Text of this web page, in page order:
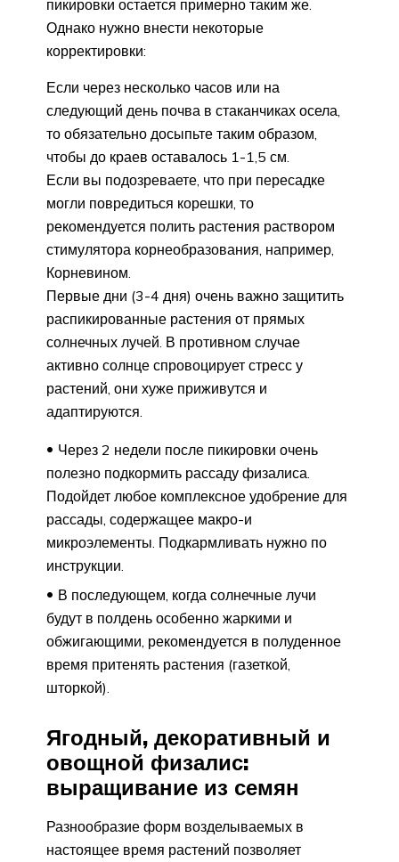
пикировки остается примерно таким же.
Однако нужно внести некоторые
корректировки:
Если через несколько часов или на
следующий день почва в стаканчиках осела,
то обязательно досыпьте таким образом,
чтобы до краев оставалось 1-1,5 см.
Если вы подозреваете, что при пересадке
могли повредиться корешки, то
рекомендуется полить растения раствором
стимулятора корнеобразования, например,
Корневином.
Первые дни (3-4 дня) очень важно защитить
распикированные растения от прямых
солнечных лучей. В противном случае
активно солнце спровоцирует стресс у
растений, они хуже приживутся и
адаптируются.
Через 2 недели после пикировки очень
полезно подкормить рассаду физалиса.
Подойдет любое комплексное удобрение для
рассады, содержащее макро-и
микроэлементы. Подкармливать нужно по
инструкции.
В последующем, когда солнечные лучи
будут в полдень особенно жаркими и
обжигающими, рекомендуется в полуденное
время притенять растения (газеткой,
шторкой).
Ягодный, декоративный и
овощной физалис:
выращивание из семян
Разнообразие форм возделываемых в
настоящее время растений позволяет